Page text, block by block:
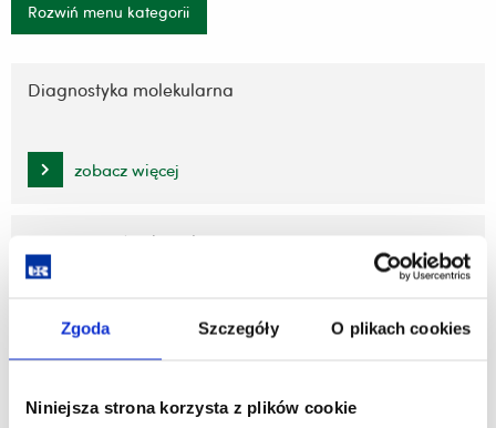
Zgoda Szczegóły O plikach cookies
Niniejsza strona korzysta z plików cookie
Rozwiń menu kategorii
nawigację
treści
Diagnostyka molekularna
zobacz więcej
Monitoring środowiska
zobacz więcej